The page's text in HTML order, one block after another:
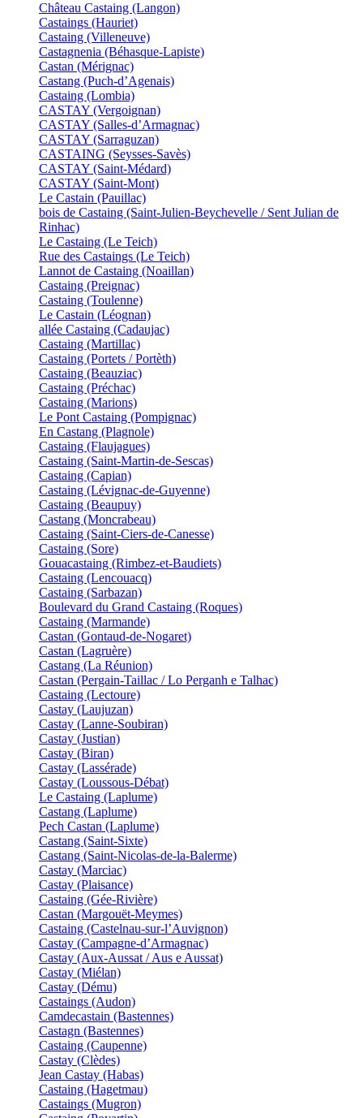
Château Castaing (Langon)
Castaings (Hauriet)
Castaing (Villeneuve)
Castagnenia (Béhasque-Lapiste)
Castan (Mérignac)
Castang (Puch-d’Agenais)
Castaing (Lombia)
CASTAY (Vergoignan)
CASTAY (Salles-d’Armagnac)
CASTAY (Sarraguzan)
CASTAING (Seysses-Savès)
CASTAY (Saint-Médard)
CASTAY (Saint-Mont)
Le Castain (Pauillac)
bois de Castaing (Saint-Julien-Beychevelle / Sent Julian de
Rinhac)
Le Castaing (Le Teich)
Rue des Castaings (Le Teich)
Lannot de Castaing (Noaillan)
Castaing (Preignac)
Castaing (Toulenne)
Le Castain (Léognan)
allée Castaing (Cadaujac)
Castaing (Martillac)
Castaing (Portets / Portèth)
Castaing (Beauziac)
Castaing (Préchac)
Castaing (Marions)
Le Pont Castaing (Pompignac)
En Castang (Plagnole)
Castaing (Flaujagues)
Castaing (Saint-Martin-de-Sescas)
Castaing (Capian)
Castaing (Lévignac-de-Guyenne)
Castaing (Beaupuy)
Castang (Moncrabeau)
Castaing (Saint-Ciers-de-Canesse)
Castaing (Sore)
Gouacastaing (Rimbez-et-Baudiets)
Castaing (Lencouacq)
Castaing (Sarbazan)
Boulevard du Grand Castaing (Roques)
Castaing (Marmande)
Castan (Gontaud-de-Nogaret)
Castan (Lagruère)
Castang (La Réunion)
Castan (Pergain-Taillac / Lo Perganh e Talhac)
Castaing (Lectoure)
Castay (Laujuzan)
Castay (Lanne-Soubiran)
Castay (Justian)
Castay (Biran)
Castay (Lassérade)
Castay (Loussous-Débat)
Le Castaing (Laplume)
Castang (Laplume)
Pech Castan (Laplume)
Castang (Saint-Sixte)
Castang (Saint-Nicolas-de-la-Balerme)
Castay (Marciac)
Castay (Plaisance)
Castaing (Gée-Rivière)
Castan (Margouët-Meymes)
Castaing (Castelnau-sur-l’Auvignon)
Castay (Campagne-d’Armagnac)
Castay (Aux-Aussat / Aus e Aussat)
Castay (Miélan)
Castay (Dému)
Castaings (Audon)
Camdecastain (Bastennes)
Castagn (Bastennes)
Castaing (Caupenne)
Castay (Clèdes)
Jean Castay (Habas)
Castaing (Hagetmau)
Castaings (Mugron)